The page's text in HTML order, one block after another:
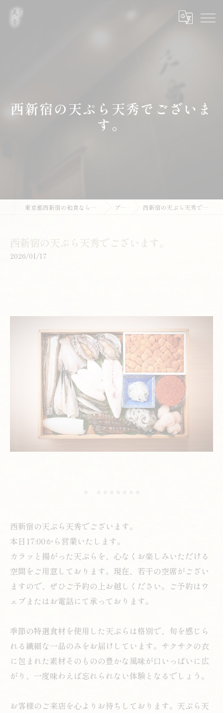
西新宿の天ぷら天秀でございま
す。
東京都西新宿の和食なら天ぷら 天秀 ブログ 西新宿の天ぷら天秀でございます。
西新宿の天ぷら天秀でございます。
2026/01/17
西新宿の天ぷら天秀でございます。
本日17:00から営業いたします。
カラッと揚がった天ぷらを、心なくお楽しみいただける
空間をご用意しております。現在、若干の空席がござい
ますので、ぜひご予約の上お越しください。ご予約はウ
ェブまたはお電話にて承っております。
季節の特選食材を使用した天ぷらは格別で、旬を感じら
れる繊細な一品のみをお届けしています。サクサクの衣
に包まれた素材そのものの豊かな風味が口いっぱいに広
がり、一度味わえば忘れられない体験となるでしょう。
お客様のご来店を心よりお待ちしております。天ぷら天